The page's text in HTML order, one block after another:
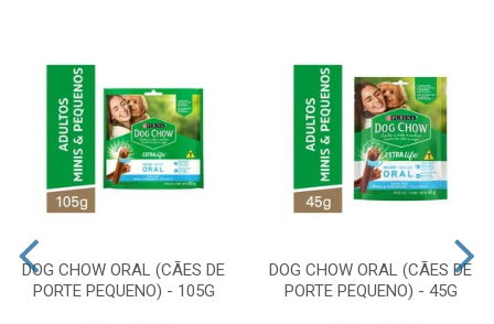
DOG CHOW ORAL (CÃES DE
PORTE PEQUENO) - 105G
DOG CHOW ORAL (CÃES DE
PORTE PEQUENO) - 45G